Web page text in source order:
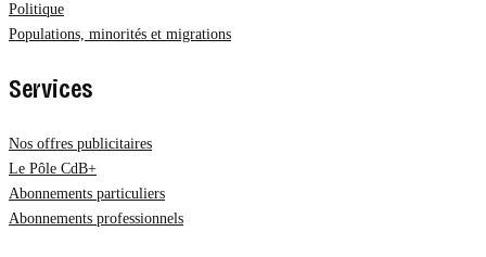
Politique
Populations, minorités et migrations
Services
Nos offres publicitaires
Le Pôle CdB+
Abonnements particuliers
Abonnements professionnels